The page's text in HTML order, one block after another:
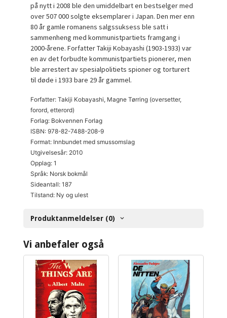
på nytt i 2008 ble den umiddelbart en bestselger med
over 507 000 solgte eksemplarer i Japan. Den mer enn
80 år gamle romanens salgssuksess ble satt i
sammenheng med kommunistpartiets framgang i
2000-årene. Forfatter Takiji Kobayashi (1903-1933) var
en av det forbudte kommunistpartiets pionerer, men
ble arrestert av spesialpolitiets spioner og torturert
til døde i 1933 bare 29 år gammel.
Forfatter: Takiji Kobayashi, Magne Tørring (oversetter,
forord, etterord)
Forlag: Bokvennen Forlag
ISBN: 978-82-7488-208-9
Format: Innbundet med smussomslag
Utgivelsesår: 2010
Opplag: 1
Språk: Norsk bokmål
Sideantall: 187
Tilstand: Ny og ulest
Produktanmeldelser (0)
Vi anbefaler også